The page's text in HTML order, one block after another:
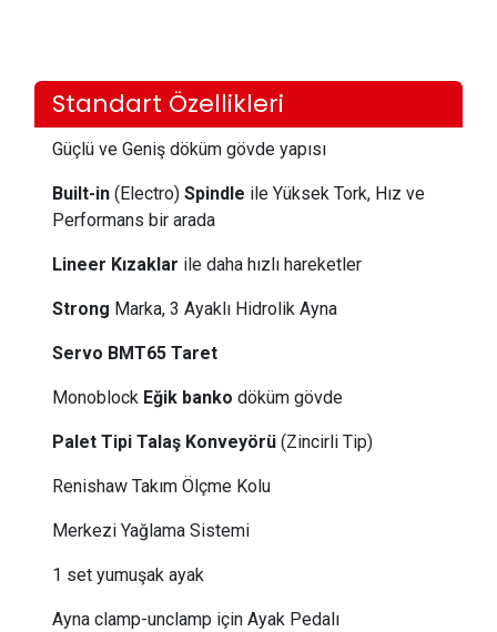
Standart Özellikleri
Güçlü ve Geniş döküm gövde yapısı
Built-in (Electro) Spindle ile Yüksek Tork, Hız ve
Performans bir arada
Lineer Kızaklar ile daha hızlı hareketler
Strong Marka, 3 Ayaklı Hidrolik Ayna
Servo BMT65 Taret
Monoblock Eğik banko döküm gövde
Palet Tipi Talaş Konveyörü (Zincirli Tip)
Renishaw Takım Ölçme Kolu
Merkezi Yağlama Sistemi
1 set yumuşak ayak
Ayna clamp-unclamp için Ayak Pedalı